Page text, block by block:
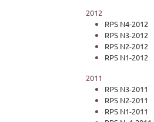
2012
RPS N4-2012
RPS N3-2012
RPS N2-2012
RPS N1-2012
2011
RPS N3-2011
RPS N2-2011
RPS N1-2011